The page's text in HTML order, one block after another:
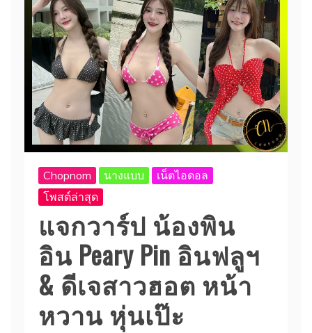
Chopnom นางแบบ
เน็ตไอดอล
โพสต์ล่าสุด
แจกวาร์ป น้องพิน
อิน Peary Pin อินฟลูฯ
& ดีเจสาวฮอต หน้า
หวาน หุ่นเป๊ะ